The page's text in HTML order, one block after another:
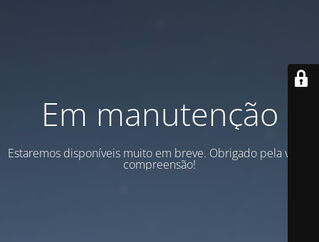
Em manutenção
Estaremos disponíveis muito em breve. Obrigado pela vossa
compreensão!